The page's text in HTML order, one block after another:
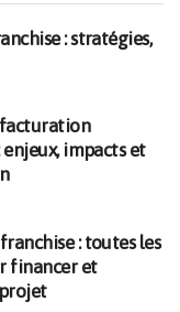
: stratégies,
facturation
impacts et
: toutes les
financer et